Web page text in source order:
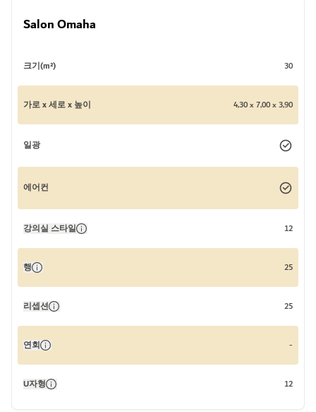
Salon Omaha
크기(m²) 30
가로 x 세로 x 높이 4,30 x 7,00 x 3,90
일광
에어컨
강의실 스타일 12
행 25
리셉션 25
연회 -
U자형 12